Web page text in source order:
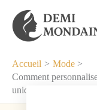
contenu
Accueil
Mode
Comment
unique